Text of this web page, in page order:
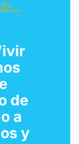
de
a
y